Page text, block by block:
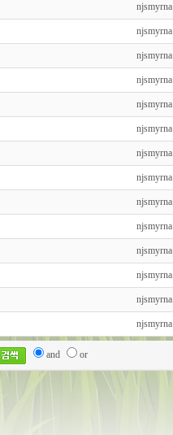
njsmyrna
njsmyrna
njsmyrna
njsmyrna
njsmyrna
njsmyrna
njsmyrna
njsmyrna
njsmyrna
njsmyrna
njsmyrna
njsmyrna
njsmyrna
njsmyrna
and or